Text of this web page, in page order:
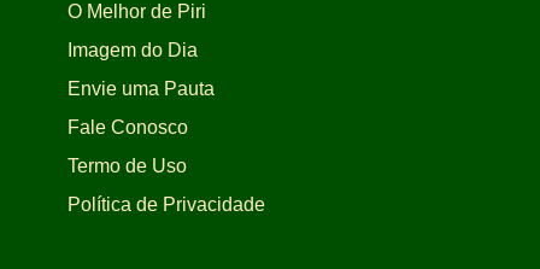
O Melhor de Piri
Imagem do Dia
Envie uma Pauta
Fale Conosco
Termo de Uso
Política de Privacidade